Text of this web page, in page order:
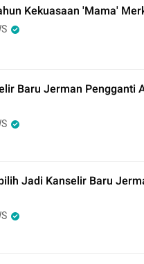
Kekuasaan 'Mama'
Baru Jerman Pengganti
Jadi Kanselir Baru